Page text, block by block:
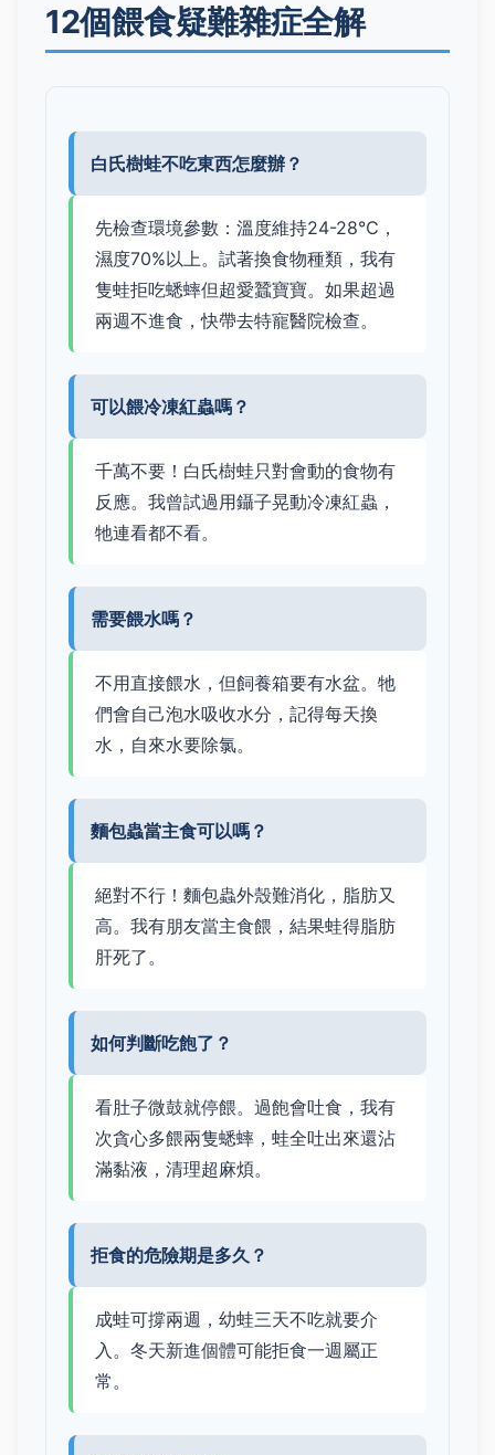
12個餵食疑難雜症全解
白氏樹蛙不吃東西怎麼辦？
先檢查環境參數：溫度維持24-28℃，
濕度70%以上。試著換食物種類，我有
隻蛙拒吃蟋蟀但超愛蠶寶寶。如果超過
兩週不進食，快帶去特寵醫院檢查。
可以餵冷凍紅蟲嗎？
千萬不要！白氏樹蛙只對會動的食物有
反應。我曾試過用鑷子晃動冷凍紅蟲，
牠連看都不看。
需要餵水嗎？
不用直接餵水，但飼養箱要有水盆。牠
們會自己泡水吸收水分，記得每天換
水，自來水要除氯。
麵包蟲當主食可以嗎？
絕對不行！麵包蟲外殼難消化，脂肪又
高。我有朋友當主食餵，結果蛙得脂肪
肝死了。
如何判斷吃飽了？
看肚子微鼓就停餵。過飽會吐食，我有
次貪心多餵兩隻蟋蟀，蛙全吐出來還沾
滿黏液，清理超麻煩。
拒食的危險期是多久？
成蛙可撐兩週，幼蛙三天不吃就要介
入。冬天新進個體可能拒食一週屬正
常。